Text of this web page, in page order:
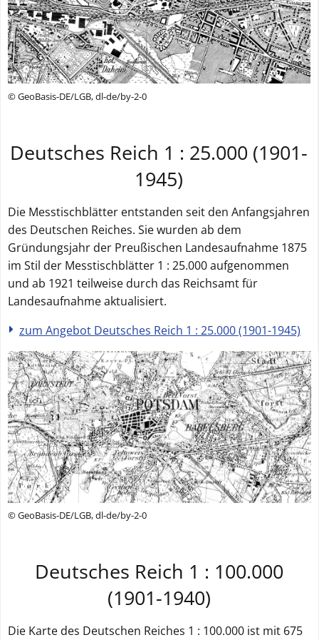
© GeoBasis-DE/LGB, dl-de/by-2-0
Deutsches Reich 1 : 25.000 (1901-
1945)
Die Messtischblätter entstanden seit den Anfangsjahren
des Deutschen Reiches. Sie wurden ab dem
Gründungsjahr der Preußischen Landesaufnahme 1875
im Stil der Messtischblätter 1 : 25.000 aufgenommen
und ab 1921 teilweise durch das Reichsamt für
Landesaufnahme aktualisiert.
zum Angebot Deutsches Reich 1 : 25.000 (1901-1945)
© GeoBasis-DE/LGB, dl-de/by-2-0
Deutsches Reich 1 : 100.000
(1901-­1940)
Die Karte des Deutschen Reiches 1 : 100.000 ist mit 675